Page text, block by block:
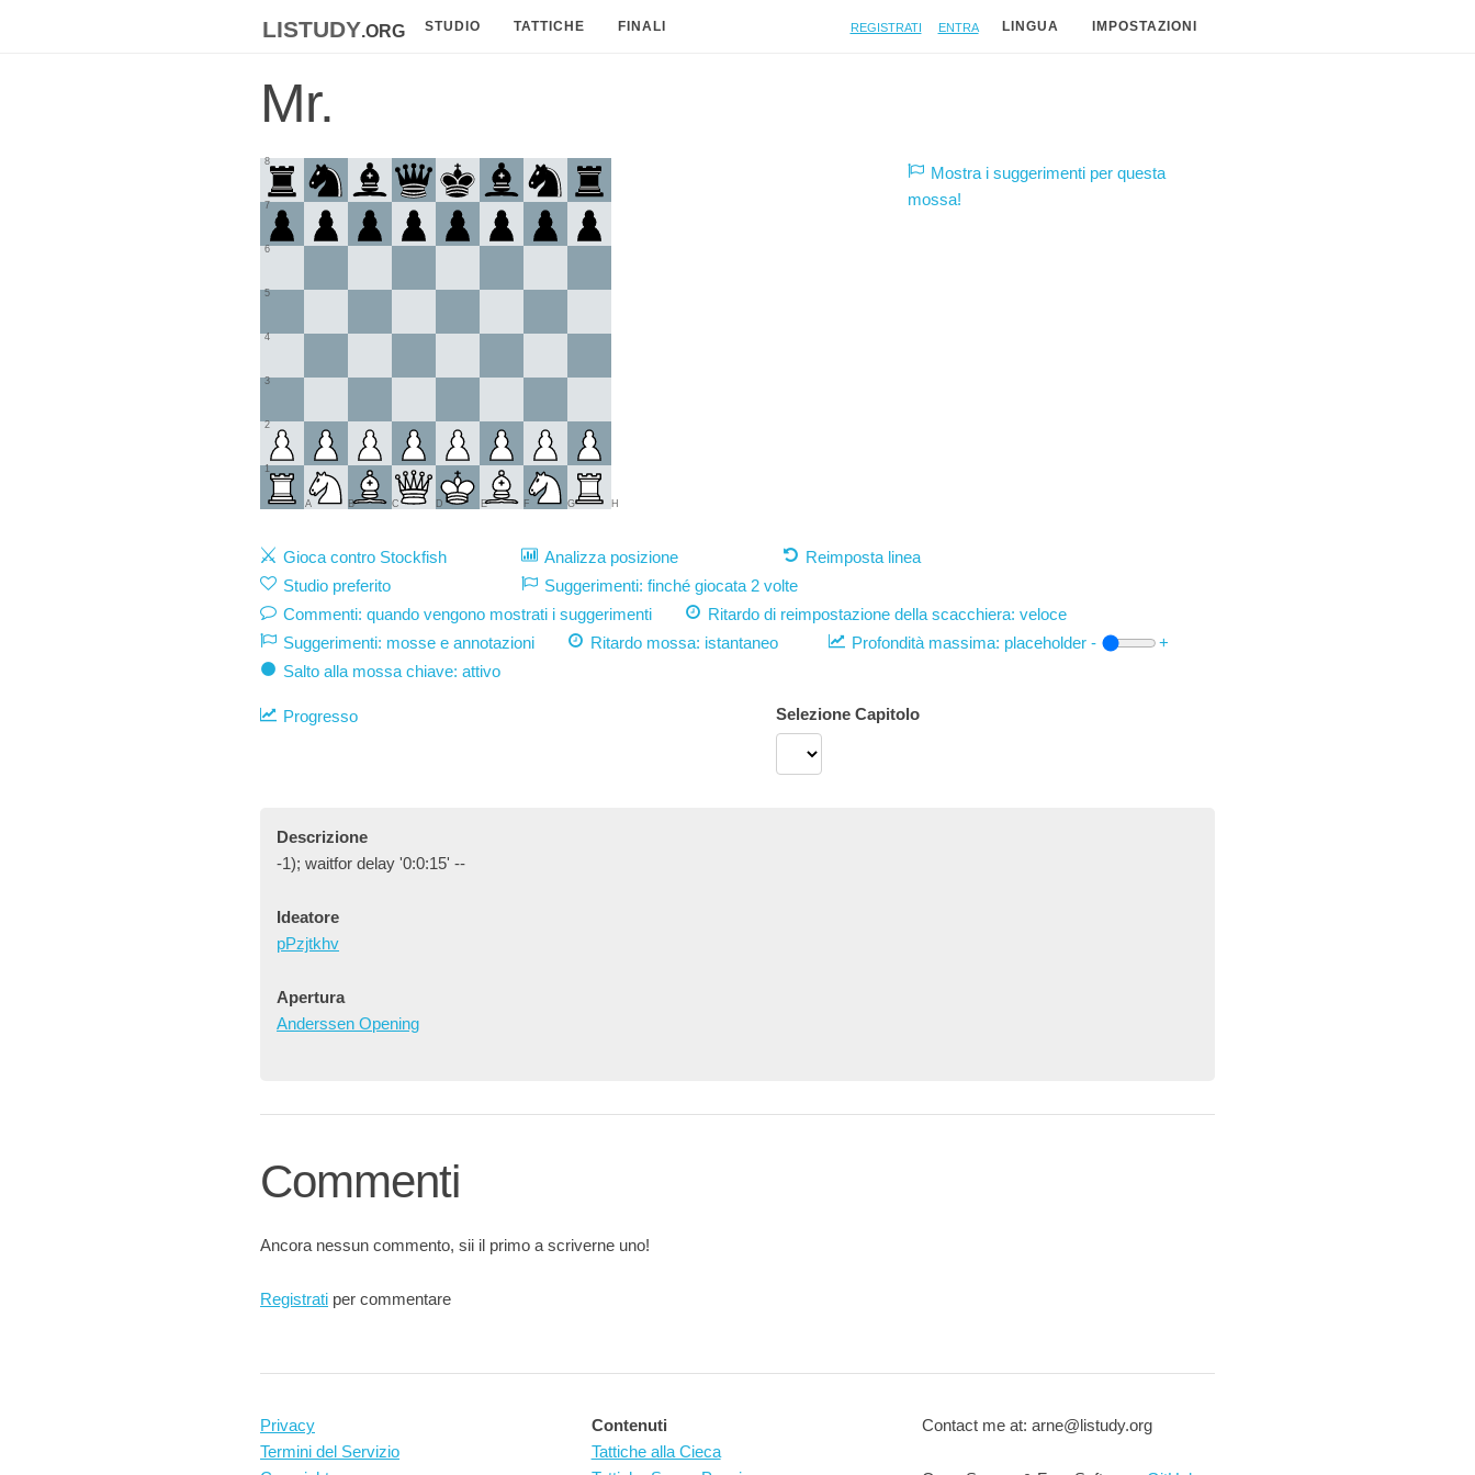
listudy.org STUDIO TATTICHE FINALI Registrati Entra LINGUA IMPOSTAZIONI
Mr.
1
2
3
4
5
6
7
8
A B C D E F G H
Mostra i suggerimenti per questa
mossa!
Gioca contro Stockfish Analizza posizione
Reimposta linea
Studio preferito
Suggerimenti: finché giocata 2 volte
Commenti: quando vengono mostrati i suggerimenti
Ritardo di reimpostazione della scacchiera: veloce
Suggerimenti: mosse e annotazioni
Ritardo mossa: istantaneo Profondità massima: placeholder -
+
Salto alla mossa chiave: attivo
Progresso Selezione Capitolo
Descrizione
-1); waitfor delay '0:0:15' --
Ideatore
pPzjtkhv
Apertura
Anderssen Opening
Commenti
Ancora nessun commento, sii il primo a scriverne uno!
Registrati per commentare
Privacy
Termini del Servizio
Contenuti
Tattiche alla Cieca
Contact me at: arne@listudy.org